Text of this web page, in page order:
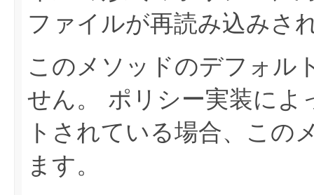
ファイルが再読み込みさ
このメソッドのデフォル
せん。
ポリシー実装によ
トされている場合、この
ます。